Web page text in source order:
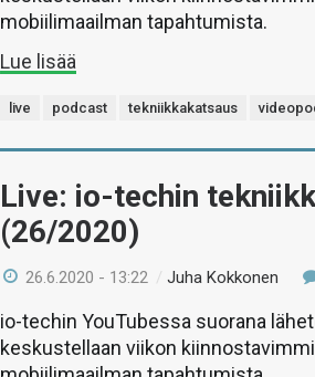
mobiilimaailman tapahtumista.
Lue lisää
live podcast tekniikkakatsaus
Live: io-techin
(26/2020)
26.6.2020 - 13:22 /Juha Kokkonen
io-techin YouTubessa suorana
keskustellaan viikon